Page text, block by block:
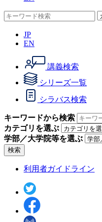
JP
EN
講義検索
シリーズ一覧
シラバス検索
キーワードから検索
カテゴリを選ぶ
学部／大学院等を選ぶ
検索
利用者ガイドライン